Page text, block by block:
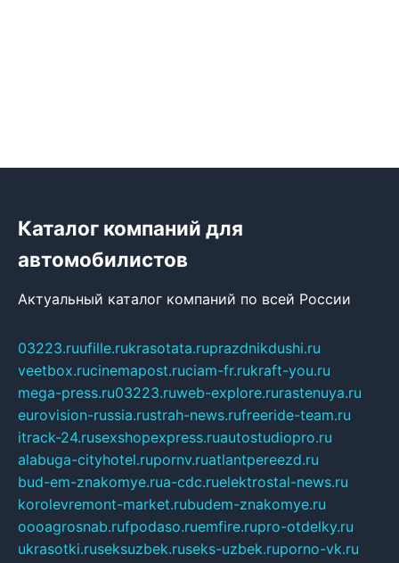
Каталог компаний для
автомобилистов
Актуальный каталог компаний по всей России
03223.ruufille.rukrasotata.ruprazdnikdushi.ru
veetbox.rucinemapost.ruciam-fr.rukraft-you.ru
mega-press.ru03223.ruweb-explore.rurastenuya.ru
eurovision-russia.rustrah-news.rufreeride-team.ru
itrack-24.rusexshopexpress.ruautostudiopro.ru
alabuga-cityhotel.rupornv.ruatlantpereezd.ru
bud-em-znakomye.rua-cdc.ruelektrostal-news.ru
korolevremont-market.rubudem-znakomye.ru
oooagrosnab.rufpodaso.ruemfire.rupro-otdelky.ru
ukrasotki.ruseksuzbek.ruseks-uzbek.ruporno-vk.ru